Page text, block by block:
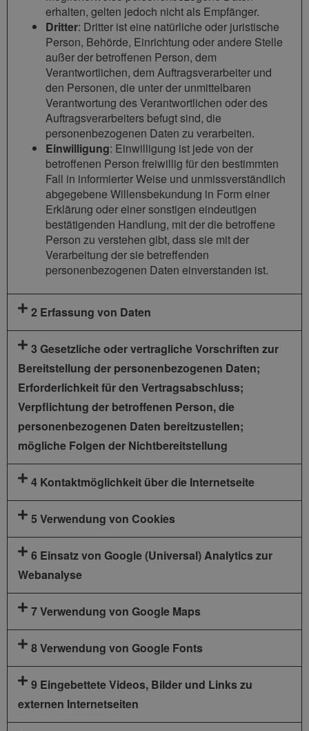
erhalten, gelten jedoch nicht als Empfänger.
Dritter: Dritter ist eine natürliche oder juristische
Person, Behörde, Einrichtung oder andere Stelle
außer der betroffenen Person, dem
Verantwortlichen, dem Auftragsverarbeiter und
den Personen, die unter der unmittelbaren
Verantwortung des Verantwortlichen oder des
Auftragsverarbeiters befugt sind, die
personenbezogenen Daten zu verarbeiten.
Einwilligung: Einwilligung ist jede von der
betroffenen Person freiwillig für den bestimmten
Fall in informierter Weise und unmissverständlich
abgegebene Willensbekundung in Form einer
Erklärung oder einer sonstigen eindeutigen
bestätigenden Handlung, mit der die betroffene
Person zu verstehen gibt, dass sie mit der
Verarbeitung der sie betreffenden
personenbezogenen Daten einverstanden ist.
2 Erfassung von Daten
3 Gesetzliche oder vertragliche Vorschriften zur
Bereitstellung der personenbezogenen Daten;
Erforderlichkeit für den Vertragsabschluss;
Verpflichtung der betroffenen Person, die
personenbezogenen Daten bereitzustellen;
mögliche Folgen der Nichtbereitstellung
4 Kontaktmöglichkeit über die Internetseite
5 Verwendung von Cookies
6 Einsatz von Google (Universal) Analytics zur
Webanalyse
7 Verwendung von Google Maps
8 Verwendung von Google Fonts
9 Eingebettete Videos, Bilder und Links zu
externen Internetseiten